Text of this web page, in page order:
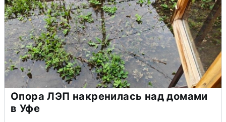
Опора ЛЭП накренилась над домами
в Уфе